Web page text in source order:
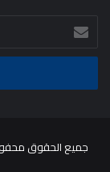
اكتب
بريدك
الالكتروني
جميع الحقوق